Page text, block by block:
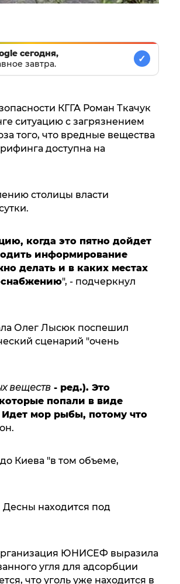
сегодня,
завтра.
✓
КГГА Роман Ткачук
ситуацию с загрязнением
того, что вредные вещества
доступна на
столицы власти
когда это пятно дойдет
информирование
делать и в каких местах
", - подчеркнул
Олег Лысюк поспешил
сценарий "очень
веществ- ред.). Это
попали в виде
мор рыбы, потому что
Киева "в том объеме,
Десны находится под
ЮНИСЕФ выразила
угля для адсорбции
что уголь уже находится в